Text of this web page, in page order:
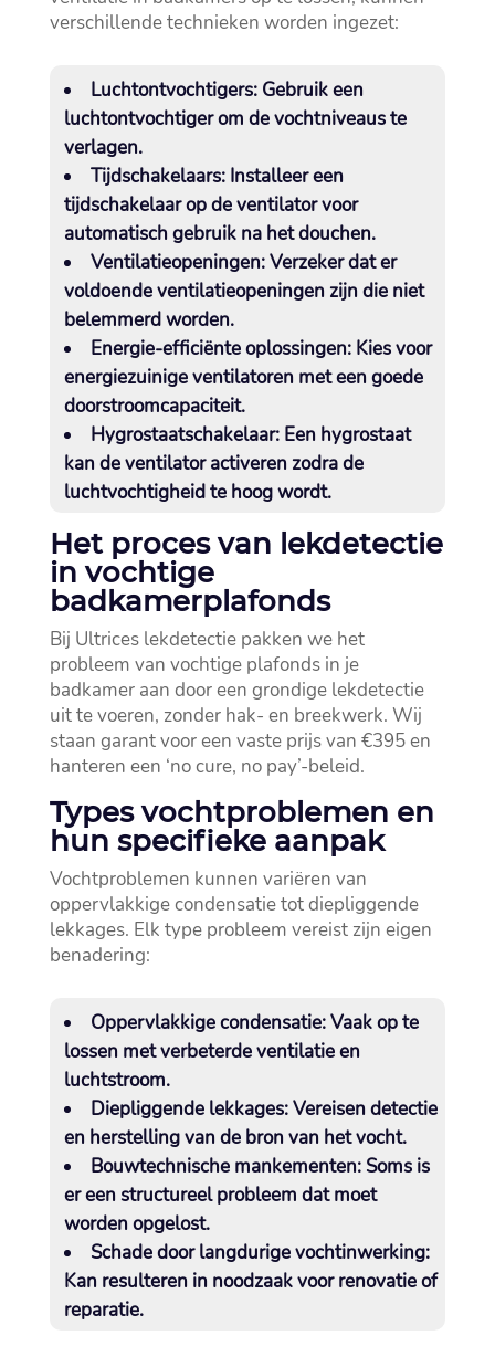
verschillende technieken worden ingezet:
Luchtontvochtigers:Gebruik een
luchtontvochtiger om de vochtniveaus te
verlagen.​
Tijdschakelaars:Installeer een
tijdschakelaar op de ventilator voor
automatisch gebruik na het douchen.​
Ventilatieopeningen:Verzeker dat er
voldoende ventilatieopeningen zijn die niet
belemmerd worden.​
Energie-efficiënte oplossingen:Kies voor
energiezuinige ventilatoren met een goede
doorstroomcapaciteit.​
Hygrostaatschakelaar:Een hygrostaat
kan de ventilator activeren zodra de
luchtvochtigheid te hoog wordt.​
Het proces van lekdetectie
in vochtige
badkamerplafonds
Bij Ultrices lekdetectie pakken we het
probleem van vochtige plafonds in je
badkamer aan door een grondige lekdetectie
uit te voeren, zonder hak- en breekwerk.​ Wij
staan garant voor een vaste prijs van €395 en
hanteren een ‘no cure, no pay’-beleid.​
Types vochtproblemen en
hun specifieke aanpak
Vochtproblemen kunnen variëren van
oppervlakkige condensatie tot diepliggende
lekkages.​ Elk type probleem vereist zijn eigen
benadering:
Oppervlakkige condensatie:Vaak op te
lossen met verbeterde ventilatie en
luchtstroom.​
Diepliggende lekkages:Vereisen detectie
en herstelling van de bron van het vocht.​
Bouwtechnische mankementen:Soms is
er een structureel probleem dat moet
worden opgelost.​
Schade door langdurige vochtinwerking:
Kan resulteren in noodzaak voor renovatie of
reparatie.​